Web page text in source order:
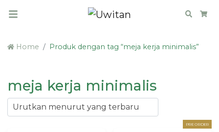
Search
Home Produk dengan tag “meja kerja minimalis”
meja kerja minimalis
PRE ORDER